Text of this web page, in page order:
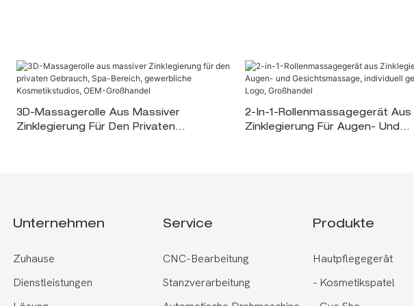
3D-Massagerolle Aus Massiver
Zinklegierung Für Den Privaten
2-In-1-Rollenmassagegerät Aus
Zinklegierung Für Augen- Und
Unternehmen
Zuhause
Dienstleistungen
Service
CNC-Bearbeitung
Stanzverarbeitung
Produkte
Hautpflegegerät
-Kosmetikspatel